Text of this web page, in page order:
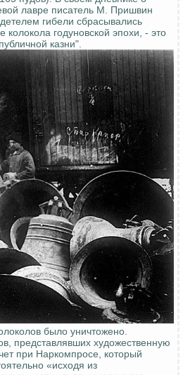
лавре писатель М. Пришвин
гибели сбрасывались
годуновской эпохи, - это
казни".
было уничтожено.
представлявших художественную
при Наркомпросе, который
«исходя из